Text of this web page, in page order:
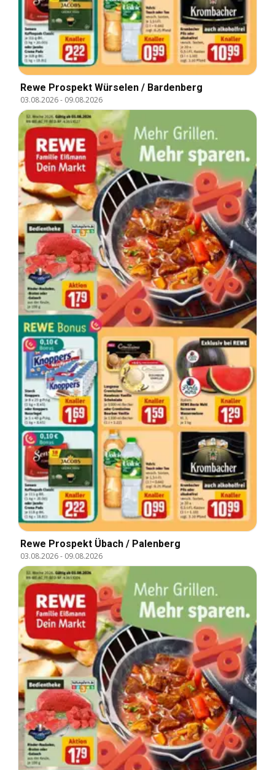
Rewe Prospekt Würselen / Bardenberg
03.08.2026- 09.08.2026
Rewe Prospekt Übach / Palenberg
03.08.2026- 09.08.2026